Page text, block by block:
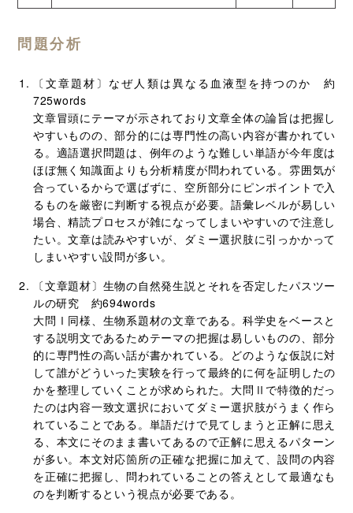
問題分析
〔文章題材〕なぜ人類は異なる血液型を持つのか 約
725words
文章冒頭にテーマが示されており文章全体の論旨は把握し
やすいものの、部分的には専門性の高い内容が書かれてい
る。適語選択問題は、例年のような難しい単語が今年度は
ほぼ無く知識面よりも分析精度が問われている。雰囲気が
合っているからで選ばずに、空所部分にピンポイントで入
るものを厳密に判断する視点が必要。語彙レベルが易しい
場合、精読プロセスが雑になってしまいやすいので注意し
たい。文章は読みやすいが、ダミー選択肢に引っかかって
しまいやすい設問が多い。
〔文章題材〕生物の自然発生説とそれを否定したパスツー
ルの研究 約694words
大問Ⅰ同様、生物系題材の文章である。科学史をベースと
する説明文であるためテーマの把握は易しいものの、部分
的に専門性の高い話が書かれている。どのような仮説に対
して誰がどういった実験を行って最終的に何を証明したの
かを整理していくことが求められた。大問Ⅱで特徴的だっ
たのは内容一致文選択においてダミー選択肢がうまく作ら
れていることである。単語だけで見てしまうと正解に思え
る、本文にそのまま書いてあるので正解に思えるパターン
が多い。本文対応箇所の正確な把握に加えて、設問の内容
を正確に把握し、問われていることの答えとして最適なも
のを判断するという視点が必要である。